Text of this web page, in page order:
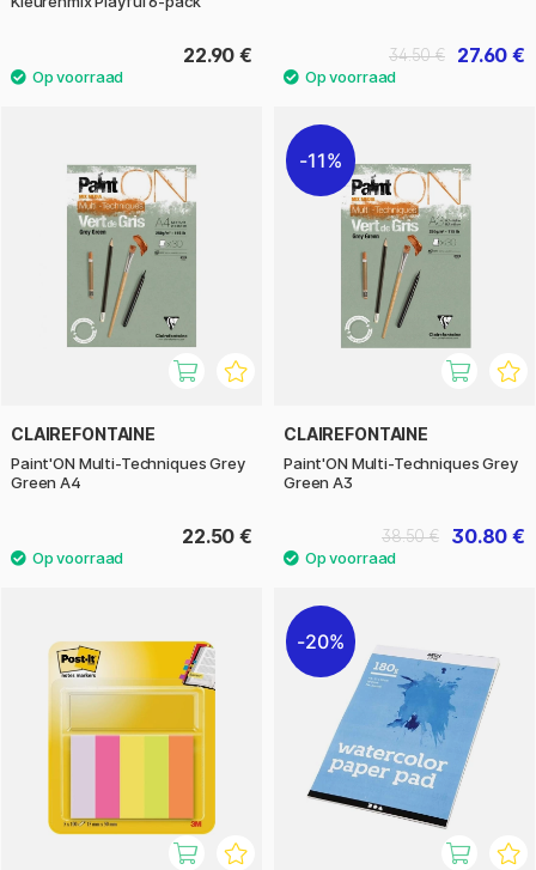
22.90 € 27.60 €
34.50 €
CLAIREFONTAINE
Paint'ON Multi-Techniques Grey
Green A4
22.50 €
11%
CLAIREFONTAINE
Paint'ON Multi-Techniques Grey
Green A3
30.80 €
38.50 €
20%